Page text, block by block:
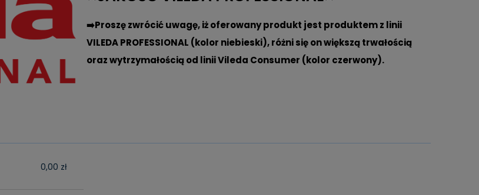
➡️Proszę zwrócić uwagę, iż oferowany produkt jest produktem z linii
VILEDA PROFESSIONAL (kolor niebieski), różni się on większą trwałością
oraz wytrzymałością od linii Vileda Consumer (kolor czerwony).
0,00 zł